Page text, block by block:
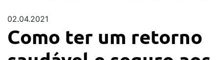
02.04.2021
Como ter um retorno